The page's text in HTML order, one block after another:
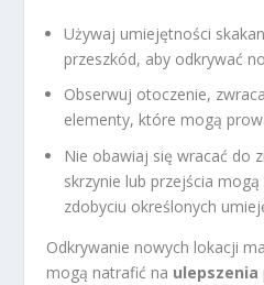
Używaj umiejętności
przeszkód, aby odkrywać
Obserwuj otoczenie,
elementy, które mogą
Nie obawiaj się wracać do
skrzynie lub przejścia
zdobyciu określonych
Odkrywanie nowych lokacji
mogą natrafić na ulepszenia